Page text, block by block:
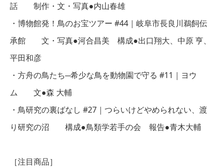
話 制作・文・写真●内山春雄
・博物館発！鳥のお宝ツアー #44｜岐阜市長良川鵜飼伝
承館 文・写真●河合昌美 構成●出口翔大、中原 亨、
平田和彦
・方舟の鳥たち─希少な鳥を動物園で守る #11｜ヨウ
ム 文●森 大輔
・鳥研究の裏ばなし #27｜つらいけどやめられない、渡
り研究の沼 構成●鳥類学若手の会 報告●青木大輔
［注目商品］